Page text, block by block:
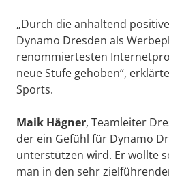
„Durch die anhaltend
Dynamo Dresden als
renommiertesten
neue Stufe gehoben“, erklärte
Sports.
Maik Hägner, Teamleiter
der ein Gefühl für Dynamo
unterstützen wird. Er wollte
man in den sehr